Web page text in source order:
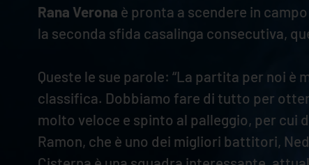
Rana Verona è pronta a scendere in
la seconda sfida casalinga consecutiva,
Queste le sue parole: “La partita per noi
classifica. Dobbiamo fare di tutto per
molto veloce e spinto al palleggio, per
Ramon, che è uno dei migliori battitori,